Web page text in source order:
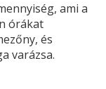
ami a
órákat
és
varázsa.